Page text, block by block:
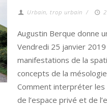
Urbain, trop urbain /
Augustin Berque donne
Vendredi 25 janvier
manifestations de la
concepts de la
Comment interpréter
de l’espace privé et de